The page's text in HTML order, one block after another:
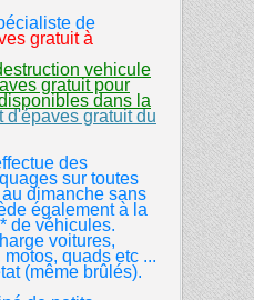
de
gratuità
vehicule
gratuit pour
dans la
d'épaves gratuit du
des
sur toutes
dimanche sans
également à la
de véhicules.
voitures,
quads etc ...
(même brûlés).